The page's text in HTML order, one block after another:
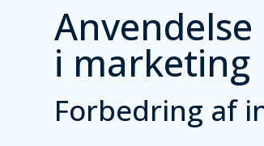
i marketing
Forbedring af